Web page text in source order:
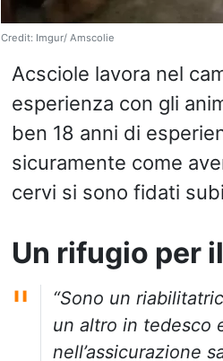
Credit: Imgur/ Amscolie
Acsciole lavora nel
esperienza con gli
ben 18 anni di
sicuramente come
cervi si sono fidati
Un rifugio per
“Sono un
un altro in tedesco
nell’assicurazione